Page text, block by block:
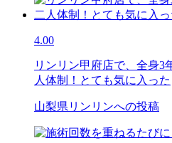
4.00
リンリン甲府店で、全身3
人体制！とても気に入った
山梨県リンリンへの投稿